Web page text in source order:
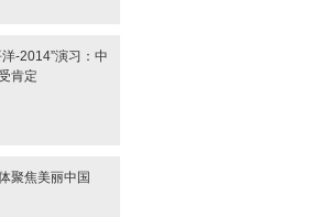
洋-2014”演习：中
肯定
聚焦美丽中国